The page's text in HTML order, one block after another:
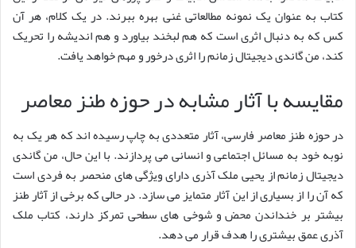
کتاب به عنوان یک نمونه مطالعاتی غنی بهره ببرند. در یک کلام، هر آن
کس که به دنبال اثری است که هم لبخند بیاورد و هم اندیشه را تحریک
کند، من گاندی دیجیتال زمانم را اثری درخور و مهم خواهد یافت.
مقایسه با آثار مشابه در حوزه طنز معاصر
در حوزه طنز معاصر فارسی، آثار متعددی به چاپ رسیده اند که هر یک به
نوبه خود به مسائل اجتماعی و انسانی می پردازند. با این حال، من گاندی
دیجیتال زمانم از یحیی ملک آذری دارای ویژگی های منحصر به فردی است
که آن را از بسیاری از این آثار متمایز می سازد. در حالی که برخی از آثار طنز
بیشتر بر خنداندن محض و شوخی های سطحی تمرکز دارند، کتاب ملک
آذری عمق بیشتری را هدف قرار می دهد.